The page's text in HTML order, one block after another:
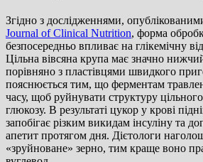
Згідно з дослідженнями,
Journal of Clinical Nutrition, форма
безпосередньо впливає на глікемічну
Цільна вівсяна крупа має значно
порівняно з пластівцями швидкого
пояснюється тим, що ферментам
часу, щоб руйнувати структуру
глюкозу. В результаті цукор у крові
запобігає різким викидам інсуліну та
апетит протягом дня. Дієтологи
«зруйноване» зерно, тим краще воно